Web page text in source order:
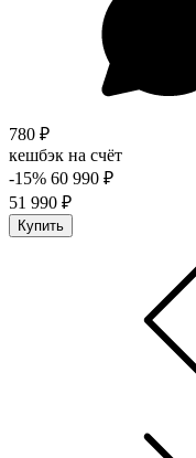
780 ₽
кешбэк на счёт
-15% 60 990 ₽
51 990 ₽
Купить